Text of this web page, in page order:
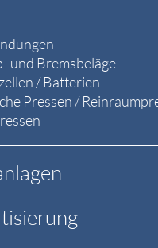
und Bremsbeläge
/ Batterien
Pressen /